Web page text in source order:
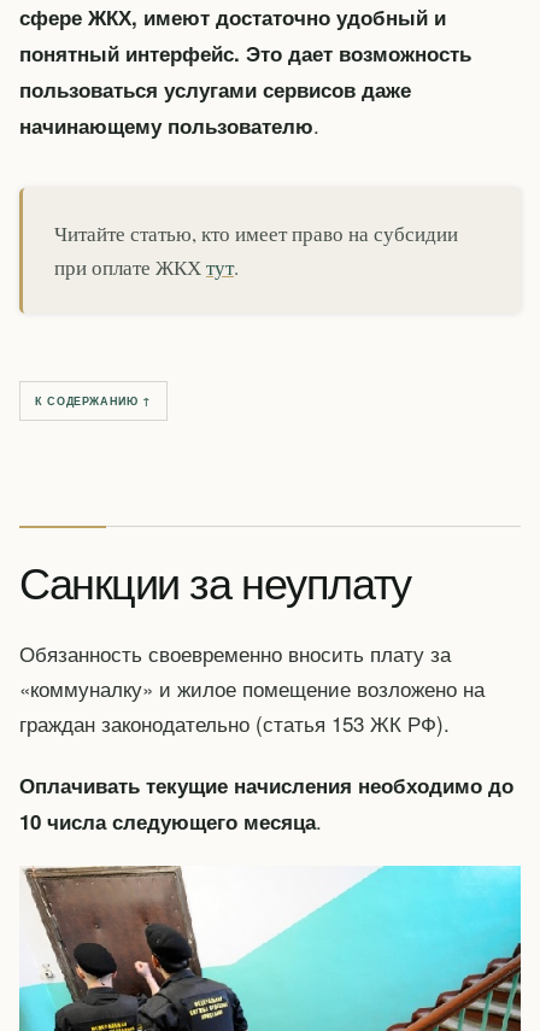
сфере ЖКХ, имеют достаточно удобный и
понятный интерфейс. Это дает возможность
пользоваться услугами сервисов даже
начинающему пользователю.
Читайте статью, кто имеет право на субсидии
при оплате ЖКХтут.
К СОДЕРЖАНИЮ ↑
Санкции за неуплату
Обязанность своевременно вносить плату за
«коммуналку» и жилое помещение возложено на
граждан законодательно (статья 153 ЖК РФ).
Оплачивать текущие начисления необходимо до
10 числа следующего месяца.